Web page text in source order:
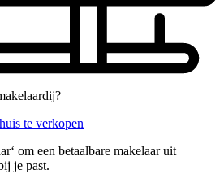
te verkopen
om een betaalbare makelaar uit
je past.